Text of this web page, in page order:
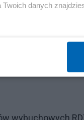
pentryt, trotyl,
wystąpiły w
wojskową, choć
wykryta” –
o wszczęcie
wybuchowych
Twoich danych